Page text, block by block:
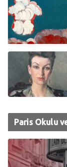
Paris Okulu